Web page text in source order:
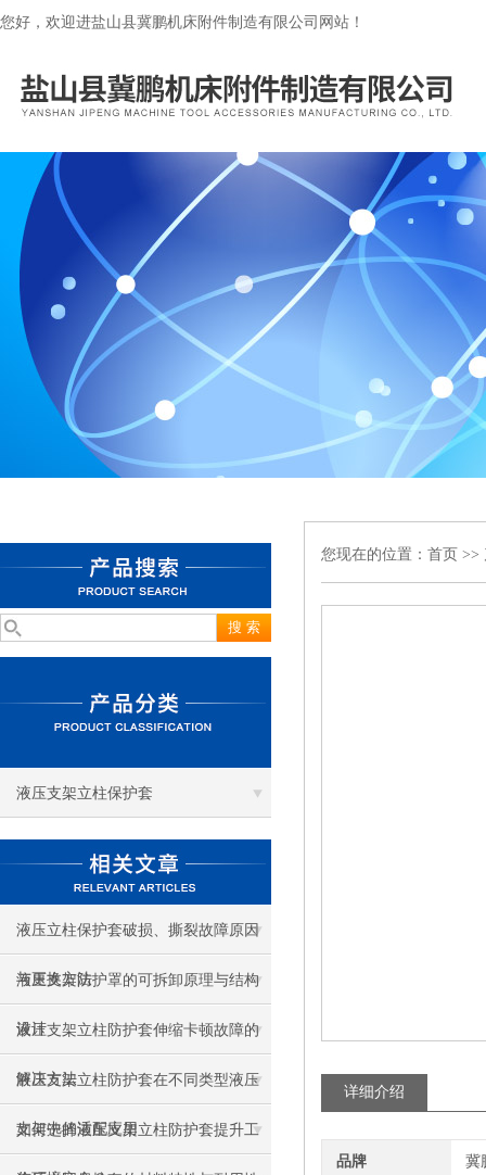
您好，欢迎进盐山县冀鹏机床附件制造有限公司网站！
液压支架立柱保护套
液压立柱保护套破损、撕裂故障原因
与更换方法
液压支架防护罩的可拆卸原理与结构
设计
液压支架立柱防护套伸缩卡顿故障的
解决方法
液压支架立柱防护套在不同类型液压
支架中的适配应用
如何选择液压支架立柱防护套提升工
您现在的位置： 首页 >>
详细介绍
品牌 冀